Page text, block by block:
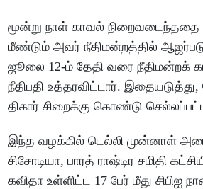
மூன்று நாள் காவல் நிறைவடைந்ததை
மீண்டும் அவர் நீதிமன்றத்தில்
ஜூலை 12-ம் தேதி வரை நீதிமன்றக்
நீதிபதி உத்தரவிட்டார்.
திகார் சிறைக்கு கொண்டு
இந்த வழக்கில் டெல்லி முன்னாள்
சிசோடியா, பாரத் ராஷ்டிர சமிதி
கவிதா உள்ளிட்ட 17 பேர் மீது சிபிஐ